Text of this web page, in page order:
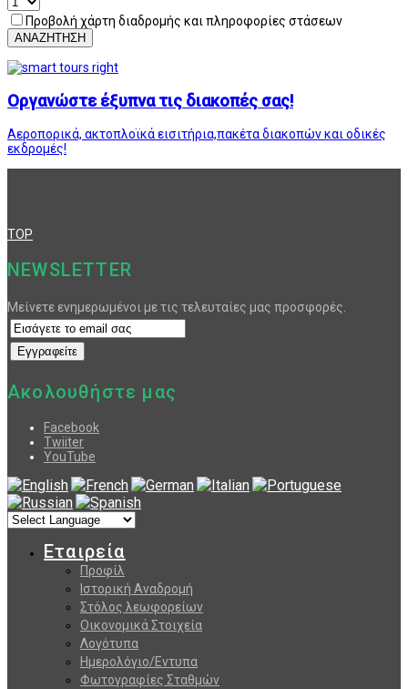
Προβολή χάρτη διαδρομής και πληροφορίες στάσεων
ΑΝΑΖΗΤΗΣΗ
Οργανώστε έξυπνα τις διακοπές σας!
Αεροπορικά, ακτοπλοϊκά εισιτήρια,πακέτα διακοπών και οδικές
εκδρομές!
TOP
NEWSLETTER
Μείνετε ενημερωμένοι με τις τελευταίες μας προσφορές.
Ακολουθήστε μας
Facebook
Twiiter
YouTube
Εταιρεία
Προφίλ
Ιστορική Αναδρομή
Στόλος λεωφορείων
Οικονομικά Στοιχεία
Λογότυπα
Ημερολόγιο/Εντυπα
Φωτογραφίες Σταθμών